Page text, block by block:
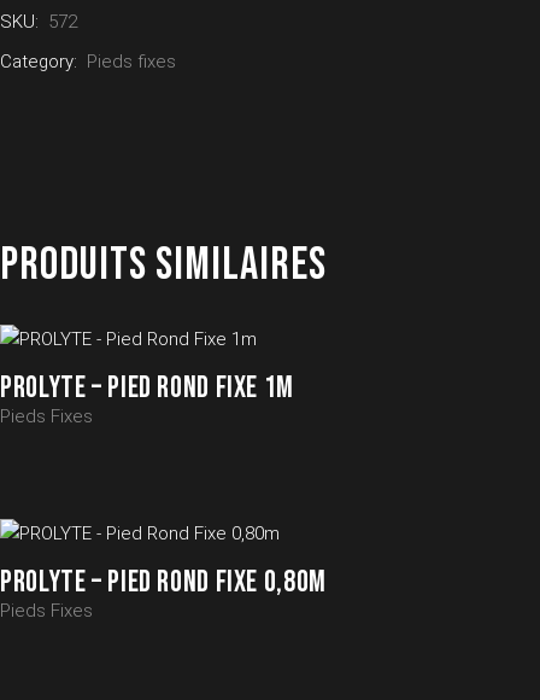
SKU: 572
Category: Pieds fixes
PRODUITS SIMILAIRES
PROLYTE – PIED ROND FIXE 1M
Pieds Fixes
PROLYTE – PIED ROND FIXE 0,80M
Pieds Fixes